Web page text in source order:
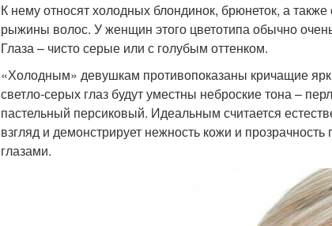
К нему относят холодных блондинок, брюнеток, а
рыжины волос. У женщин этого цветотипа обычно
Глаза – чисто серые или с голубым оттенком.
«Холодным» девушкам противопоказаны кричащие
светло-серых глаз будут уместны неброские тона –
пастельный персиковый. Идеальным считается
взгляд и демонстрирует нежность кожи и
глазами.